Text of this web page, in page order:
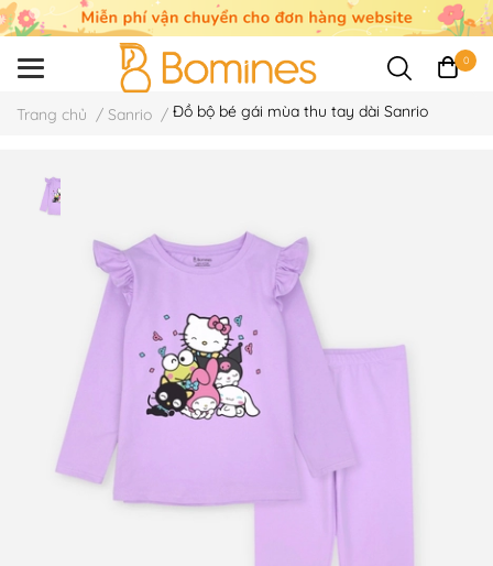
0
Trang chủ / Sanrio / Đồ bộ bé gái mùa thu tay dài Sanrio